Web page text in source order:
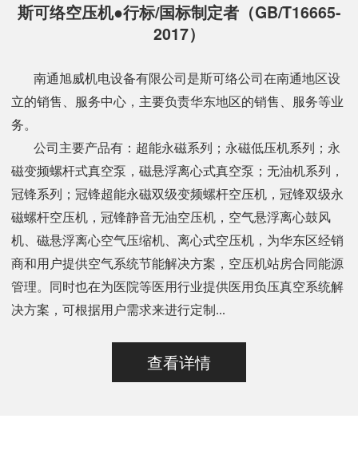
斯可络空压机●行标/国标制定者（GB/T16665-
2017）
南通旭威机电设备有限公司是斯可络公司在南通地区设
立的销售、服务中心，主要负责华东地区的销售、服务等业
务。
公司主要产品有：超能永磁系列；永磁低压机系列；永
磁变频螺杆式真空泵，磁悬浮离心式真空泵；无油机系列，
冠锋系列；冠锋超能永磁双级变频螺杆空压机，冠锋双级永
磁螺杆空压机，冠锋静音无油空压机，空气悬浮离心鼓风
机、磁悬浮离心空气压缩机、离心式空压机，为华东区经销
商和用户提供空气系统节能解决方案，空压机站房合同能源
管理。同时也在为医院等医用行业提供医用负压真空系统解
决方案，可根据用户需求来进行定制...
查看详情